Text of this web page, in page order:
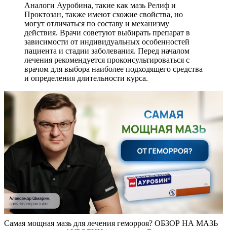
Аналоги Ауробина, такие как мазь Релиф и
Проктозан, также имеют схожие свойства, но
могут отличаться по составу и механизму
действия. Врачи советуют выбирать препарат в
зависимости от индивидуальных особенностей
пациента и стадии заболевания. Перед началом
лечения рекомендуется проконсультироваться с
врачом для выбора наиболее подходящего средства
и определения длительности курса.
Самая мощная мазь для лечения геморроя? ОБЗОР НА МАЗЬ